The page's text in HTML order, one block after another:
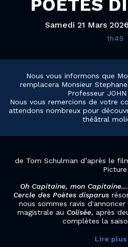
POÈTES
Samedi 21 Mars
1h45
Nous vous informons que
remplacera Monsieur
Professeur JOHN
Nous vous remercions de votre
attendons nombreux pour
théâtral
de Tom Schulman d’après le
Picture
Oh Capitaine, mon Capitaine...
Cercle des Poètes disparus
nous sommes ravis
magistrale au Colisée, après
complètes la
Lire plus